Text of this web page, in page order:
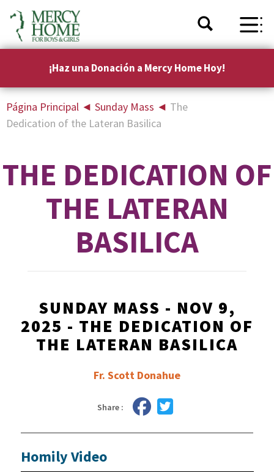
¡Haz una Donación a Mercy Home Hoy!
Página Principal ◄ Sunday Mass ◄ The
Dedication of the Lateran Basilica
THE DEDICATION OF
THE LATERAN
BASILICA
SUNDAY MASS - NOV 9,
2025 - THE DEDICATION OF
THE LATERAN BASILICA
Fr. Scott Donahue
Share :
Homily Video